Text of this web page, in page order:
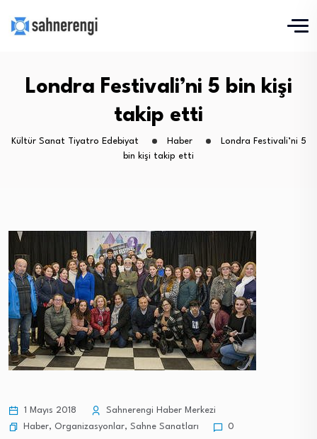
Londra Festivali’ni 5 bin kişi
takip etti
Kültür Sanat Tiyatro Edebiyat Haber
Londra Festivali’ni 5
bin kişi takip etti
1 Mayıs 2018
Sahnerengi Haber Merkezi
Haber, Organizasyonlar, Sahne Sanatları 0